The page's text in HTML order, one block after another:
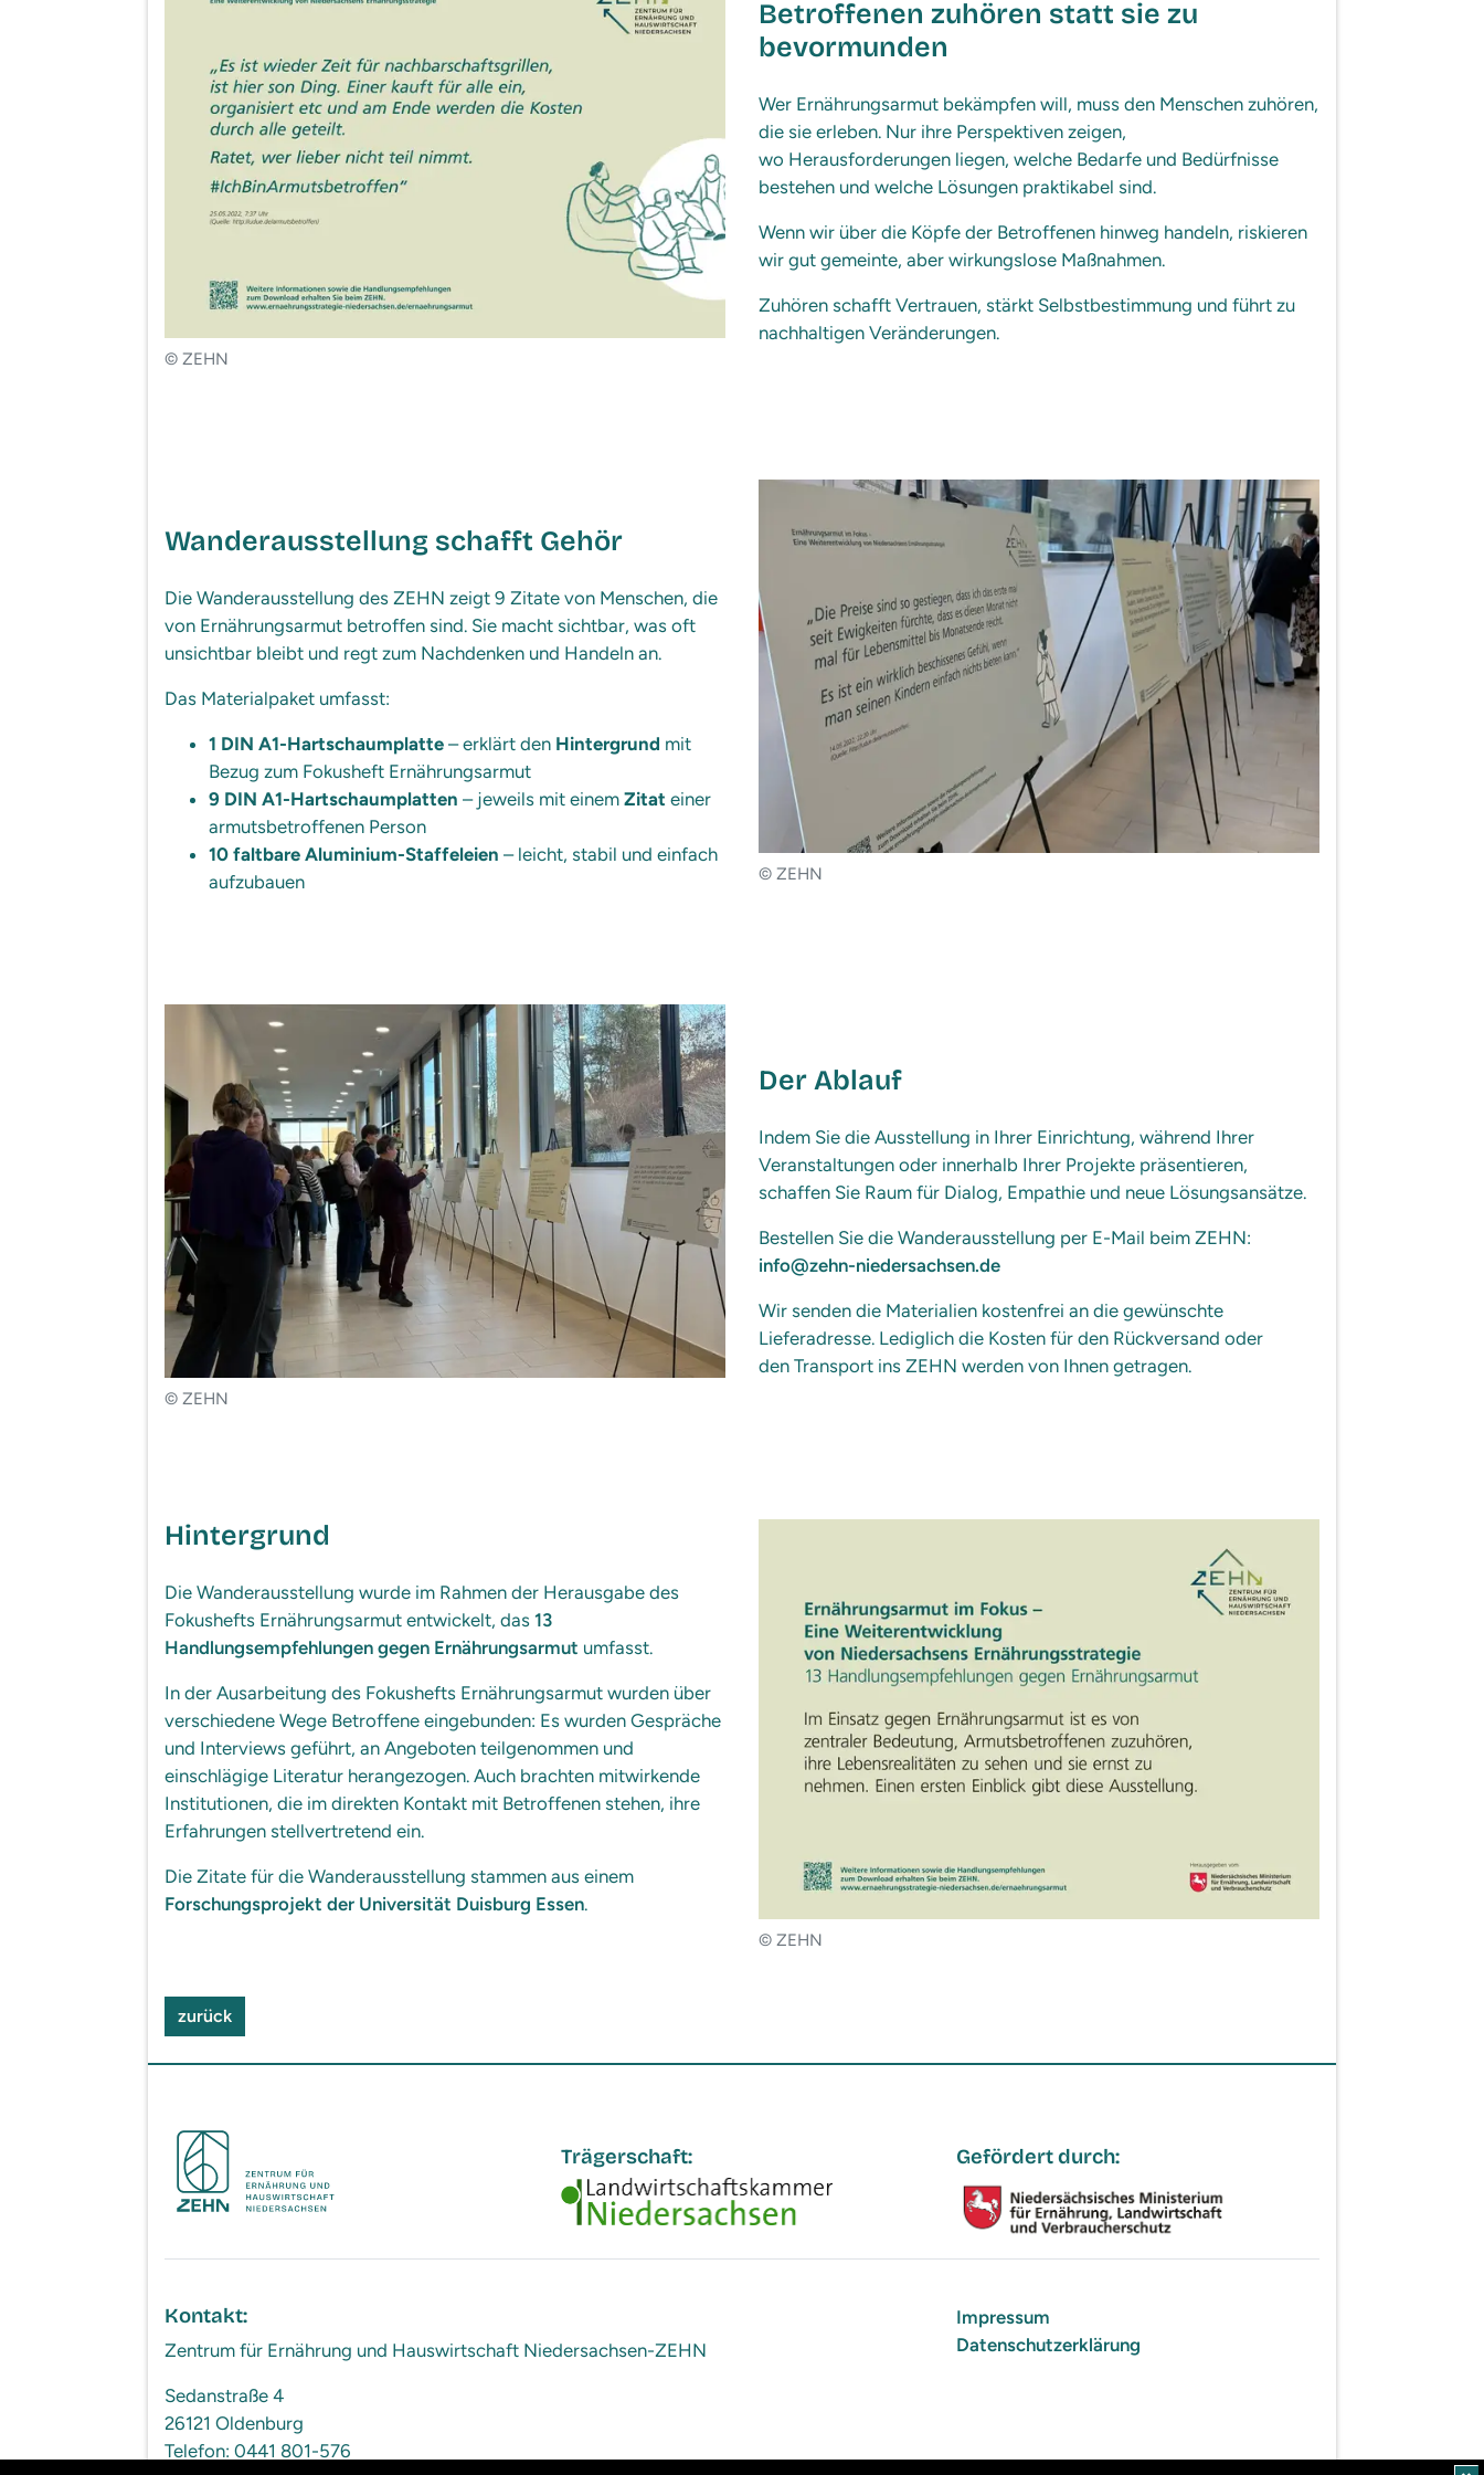
© ZEHN
Betroffenen zuhören statt sie zu
bevormunden
Wer Ernährungsarmut bekämpfen will, muss den Menschen zuhören,
die sie erleben. Nur ihre Perspektiven zeigen,
wo Herausforderungen liegen, welche Bedarfe und Bedürfnisse
bestehen und welche Lösungen praktikabel sind.
Wenn wir über die Köpfe der Betroffenen hinweg handeln, riskieren
wir gut gemeinte, aber wirkungslose Maßnahmen.
Zuhören schafft Vertrauen, stärkt Selbstbestimmung und führt zu
nachhaltigen Veränderungen.
Wanderausstellung schafft Gehör
Die Wanderausstellung des ZEHN zeigt 9 Zitate von Menschen, die
von Ernährungsarmut betroffen sind. Sie macht sichtbar, was oft
unsichtbar bleibt und regt zum Nachdenken und Handeln an.
Das Materialpaket umfasst:
1 DIN A1-Hartschaumplatte – erklärt den Hintergrund mit
Bezug zum Fokusheft Ernährungsarmut
9 DIN A1-Hartschaumplatten – jeweils mit einemZitateiner
armutsbetroffenen Person
10 faltbare Aluminium-Staffeleien – leicht, stabil und einfach
aufzubauen
© ZEHN
© ZEHN
Der Ablauf
Indem Sie die Ausstellung in Ihrer Einrichtung, während Ihrer
Veranstaltungen oder innerhalb Ihrer Projekte präsentieren,
schaffen Sie Raum für Dialog, Empathie und neue Lösungsansätze.
Bestellen Sie die Wanderausstellung per E-Mail beim ZEHN:
info@zehn-niedersachsen.de
Wir senden die Materialien kostenfrei an die gewünschte
Lieferadresse. Lediglich die Kosten für den Rückversand oder
den Transport ins ZEHN werden von Ihnen getragen.
Hintergrund
Die Wanderausstellung wurde im Rahmen der Herausgabe des
Fokushefts Ernährungsarmut entwickelt, das13
Handlungsempfehlungen gegen Ernährungsarmut umfasst.
In der Ausarbeitung des Fokushefts Ernährungsarmut wurden über
verschiedene Wege Betroffene eingebunden: Es wurden Gespräche
und Interviews geführt, an Angeboten teilgenommen und
einschlägige Literatur herangezogen. Auch brachten mitwirkende
Institutionen, die im direkten Kontakt mit Betroffenen stehen, ihre
Erfahrungen stellvertretend ein.
Die Zitate für die Wanderausstellung stammen aus einem
Forschungsprojekt der Universität Duisburg Essen.
© ZEHN
zurück
Trägerschaft: Gefördert durch:
Kontakt:
Zentrum für Ernährung und Hauswirtschaft Niedersachsen-ZEHN
Sedanstraße 4
26121 Oldenburg
Telefon: 0441 801-576
Impressum
Datenschutzerklärung